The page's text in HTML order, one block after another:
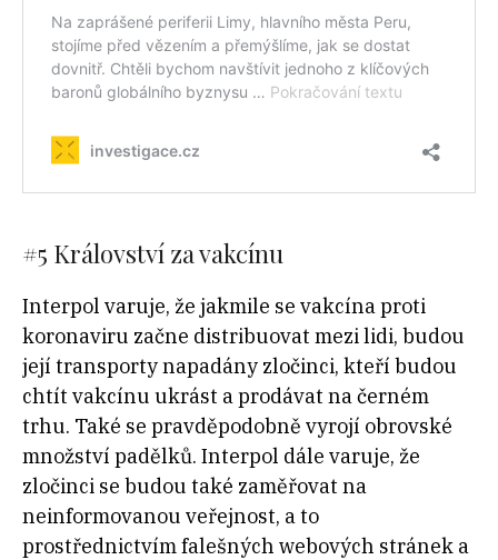
#5 Království za vakcínu
Interpol varuje, že jakmile se vakcína proti
koronaviru začne distribuovat mezi lidi, budou
její transporty napadány zločinci, kteří budou
chtít vakcínu ukrást a prodávat na černém
trhu. Také se pravděpodobně vyrojí obrovské
množství padělků. Interpol dále varuje, že
zločinci se budou také zaměřovat na
neinformovanou veřejnost, a to
prostřednictvím falešných webových stránek a